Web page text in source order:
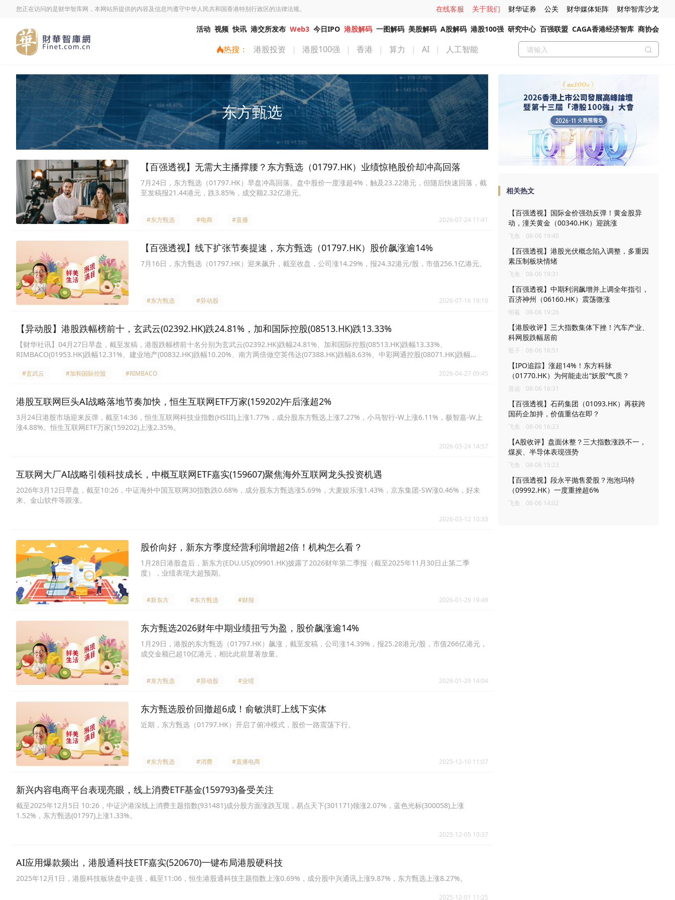
您正在访问的是财华智库网，本网站所提供的内容及信息均遵守中华人民共和国香港特别行政区的法律法规。 在线客服 关于我们 财华证券 公关 财华媒体矩阵 财华智库沙龙
活动 视频 快讯 港交所发布 Web3 今日IPO 港股解码 一图解码 美股解码 A股解码 港股100强 研究中心 百强联盟 CAGA香港经济智库 商协会
热搜： 港股投资 | 港股100强 | 香港 | 算力 | AI | 人工智能
东方甄选
【百强透视】无需大主播撑腰？东方甄选（01797.HK）业绩惊艳股价却冲高回落
7月24日，东方甄选（01797.HK）早盘冲高回落。盘中股价一度涨超4%，触及23.22港元，但随后快速回落，截
至发稿报21.44港元，跌3.85%，成交额2.32亿港元。
#东方甄选 #电商 #直播 2026-07-24 11:41
【百强透视】线下扩张节奏提速，东方甄选（01797.HK）股价飙涨逾14%
7月16日，东方甄选（01797.HK）迎来飙升，截至收盘，公司涨14.29%，报24.32港元/股，市值256.1亿港元。
#东方甄选 #异动股 2026-07-16 19:10
【异动股】港股跌幅榜前十，玄武云(02392.HK)跌24.81%，加和国际控股(08513.HK)跌13.33%
【财华社讯】04月27日早盘，截至发稿，港股跌幅榜前十名分别为玄武云(02392.HK)跌幅24.81%、加和国际控股(08513.HK)跌幅13.33%、
RIMBACO(01953.HK)跌幅12.31%、建业地产(00832.HK)跌幅10.20%、南方两倍做空英伟达(07388.HK)跌幅8.63%、中彩网通控股(08071.HK)跌幅
#玄武云 #加和国际控股 #RIMBACO 2026-04-27 09:45
港股互联网巨头AI战略落地节奏加快，恒生互联网ETF万家(159202)午后涨超2%
3月24日港股市场迎来反弹，截至14:36，恒生互联网科技业指数(HSIII)上涨1.77%，成分股东方甄选上涨7.27%，小马智行-W上涨6.11%，极智嘉-W上
涨4.88%。恒生互联网ETF万家(159202)上涨2.35%。
2026-03-24 14:57
互联网大厂AI战略引领科技成长，中概互联网ETF嘉实(159607)聚焦海外互联网龙头投资机遇
2026年3月12日早盘，截至10:26，中证海外中国互联网30指数跌0.68%，成分股东方甄选涨5.69%，大麦娱乐涨1.43%，京东集团-SW涨0.46%，好未
来、金山软件等跟涨。
2026-03-12 10:33
股价向好，新东方季度经营利润增超2倍！机构怎么看？
1月28日港股盘后，新东方(EDU.US)(09901.HK)披露了2026财年第二季报（截至2025年11月30日止第二季
度），业绩表现大超预期。
#新东方 #东方甄选 #财报 2026-01-29 19:49
东方甄选2026财年中期业绩扭亏为盈，股价飙涨逾14%
1月29日，港股的东方甄选（01797.HK）飙涨，截至发稿，公司涨14.39%，报25.28港元/股，市值266亿港元，
成交金额已超10亿港元，相比此前显著放量。
#东方甄选 #异动股 #业绩 2026-01-29 14:04
东方甄选股价回撤超6成！俞敏洪盯上线下实体
近期，东方甄选（01797.HK）开启了俯冲模式，股价一路震荡下行。
#东方甄选 #消费 #直播电商 2025-12-10 11:07
新兴内容电商平台表现亮眼，线上消费ETF基金(159793)备受关注
截至2025年12月5日 10:26，中证沪港深线上消费主题指数(931481)成分股方面涨跌互现，易点天下(301171)领涨2.07%，蓝色光标(300058)上涨
1.52%，东方甄选(01797)上涨1.33%。
2025-12-05 10:37
AI应用爆款频出，港股通科技ETF嘉实(520670)一键布局港股硬科技
2025年12月1日，港股科技板块盘中走强，截至11:06，恒生港股通科技主题指数上涨0.69%，成分股中兴通讯上涨9.87%，东方甄选上涨8.27%。
2025-12-01 11:25
相关热文
【百强透视】国际金价强劲反弹！黄金股异
动，潼关黄金（00340.HK）迎跳涨
飞鱼 08-06 19:40
【百强透视】港股光伏概念陷入调整，多重因
素压制板块情绪
飞鱼 08-06 19:31
【百强透视】中期利润飙增并上调全年指引，
百济神州（06160.HK）震荡微涨
明羲 08-06 19:26
【港股收评】三大指数集体下挫！汽车产业、
科网股跌幅居前
瓶子 08-06 16:51
【IPO追踪】涨超14%！东方科脉
（01770.HK）为何能走出“妖股”气质？
遥远 08-06 16:31
【百强透视】石药集团（01093.HK）再获跨
国药企加持，价值重估在即？
飞鱼 08-06 16:23
【A股收评】盘面休整？三大指数涨跌不一，
煤炭、半导体表现强势
飞鱼 08-06 15:23
【百强透视】段永平抛售爱股？泡泡玛特
（09992.HK）一度重挫超6%
飞鱼 08-06 14:02